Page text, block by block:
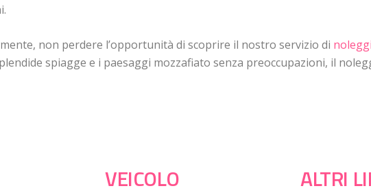
non perdere l’opportunità di scoprire il nostro servizio di
spiagge e i paesaggi mozzafiato senza preoccupazioni, il
VEICOLO ALTRI